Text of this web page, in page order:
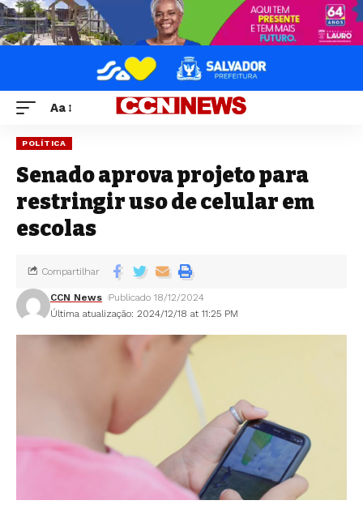
Aa
POLÍTICA
Senado aprova projeto para
restringir uso de celular em
escolas
Última atualização: 2024/12/18 at 11:25 PM
CCN News Publicado 18/12/2024
Compartilhar